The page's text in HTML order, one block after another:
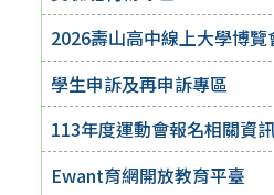
2026壽山高中線上大學博覽
學生申訴及再申訴專區
113年度運動會報名相關資
Ewant育網開放教育平臺